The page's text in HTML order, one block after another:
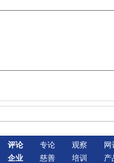
评论
企业
专论
慈善
观察
培训
网
产